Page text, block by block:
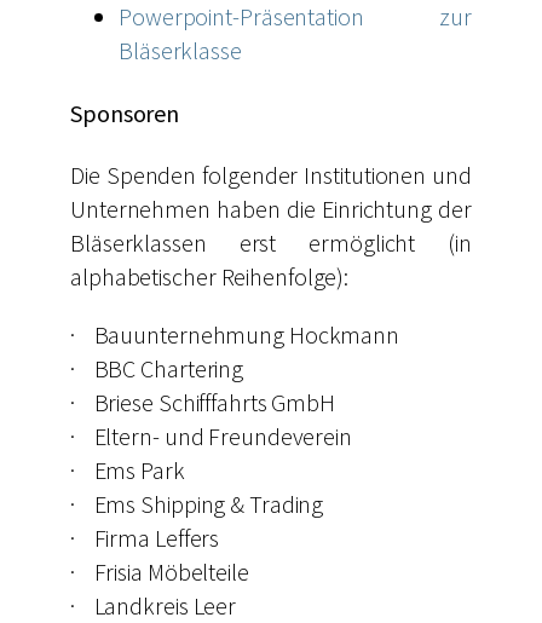
Powerpoint-Präsentation zur
Bläserklasse
Sponsoren
Die Spenden folgender Institutionen und
Unternehmen haben die Einrichtung der
Bläserklassen erst ermöglicht (in
alphabetischer Reihenfolge):
· Bauunternehmung Hockmann
· BBC Chartering
· Briese Schifffahrts GmbH
· Eltern- und Freundeverein
· Ems Park
· Ems Shipping & Trading
· Firma Leffers
· Frisia Möbelteile
· Landkreis Leer